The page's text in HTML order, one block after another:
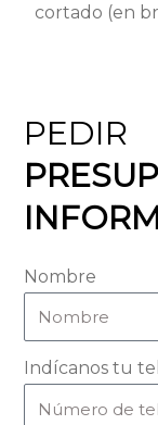
cortado (en
PEDIR
Nombre
Indícanos tu